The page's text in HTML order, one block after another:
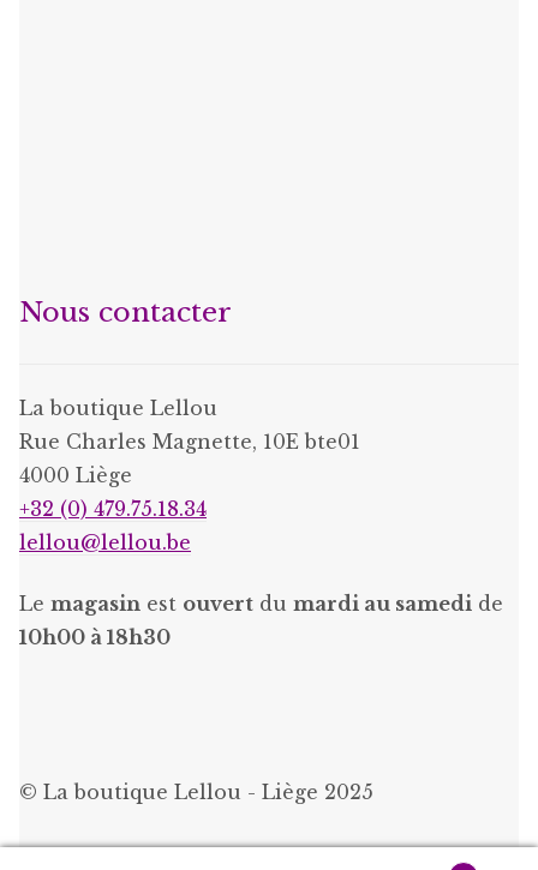
Nous contacter
La boutique Lellou
Rue Charles Magnette, 10E bte01
4000 Liège
+32 (0) 479.75.18.34
lellou@lellou.be
Le magasin est ouvert du mardi au samedi de
10h00 à 18h30
© La boutique Lellou - Liège 2025